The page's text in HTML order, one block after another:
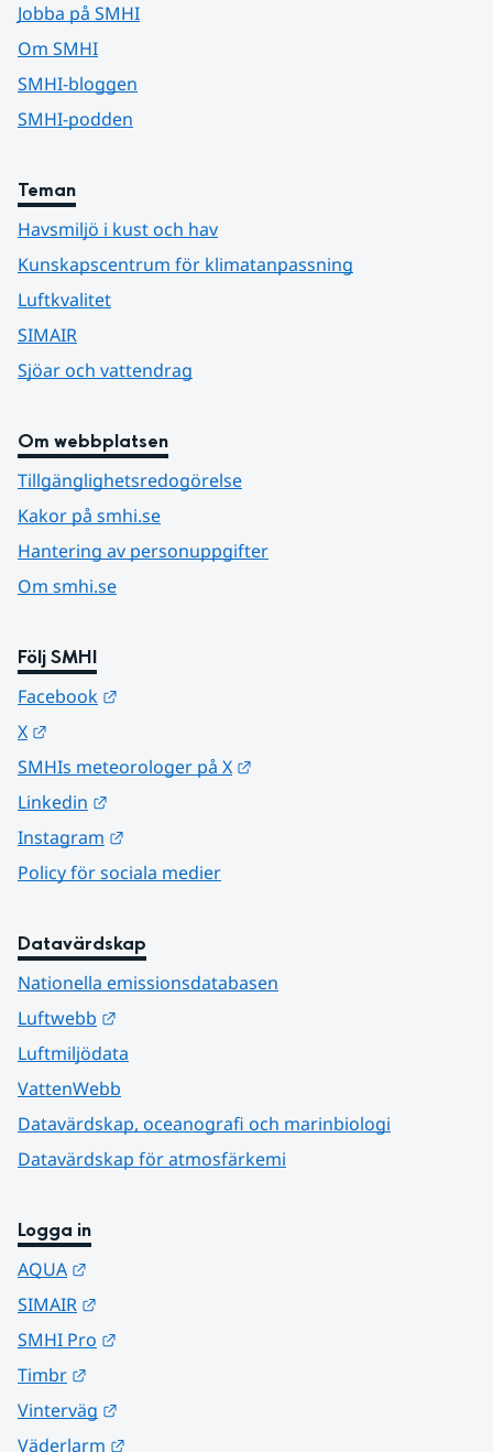
Jobba på SMHI
Om SMHI
SMHI-bloggen
SMHI-podden
Teman
Havsmiljö i kust och hav
Kunskapscentrum för klimatanpassning
Luftkvalitet
SIMAIR
Sjöar och vattendrag
Om webbplatsen
Tillgänglighetsredogörelse
Kakor på smhi.se
Hantering av personuppgifter
Om smhi.se
Följ SMHI
Facebook
X
SMHIs meteorologer på X
Linkedin
Instagram
Policy för sociala medier
Datavärdskap
Nationella emissionsdatabasen
Luftwebb
Luftmiljödata
VattenWebb
Datavärdskap, oceanografi och marinbiologi
Datavärdskap för atmosfärkemi
Logga in
AQUA
SIMAIR
SMHI Pro
Timbr
Vinterväg
Väderlarm